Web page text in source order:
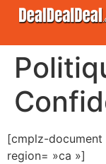
[cmplz-
region= »ca »]